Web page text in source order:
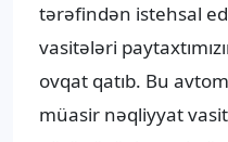
tərəfindən istehsal
vasitələri
ovqat qatıb. Bu
müasir nəqliyyat